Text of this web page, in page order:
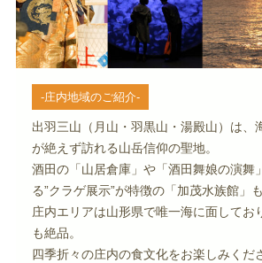
-庄内地域のご紹介-
出羽三山（月山・羽黒山・湯殿山）は、
が絶えず訪れる山岳信仰の聖地。
酒田の「山居倉庫」や「酒田舞娘の演舞
る”クラゲ展示”が特徴の「加茂水族館」
庄内エリアは山形県で唯一海に面してお
も絶品。
四季折々の庄内の食文化をお楽しみくだ